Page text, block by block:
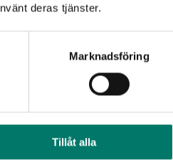
deras tjänster.
Marknadsföring
Tillåt alla